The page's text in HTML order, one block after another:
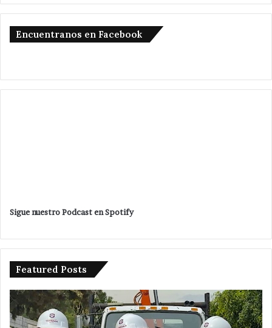
Encuentranos en Facebook
Sigue nuestro Podcast en Spotify
Featured Posts
Detienen
a
tres